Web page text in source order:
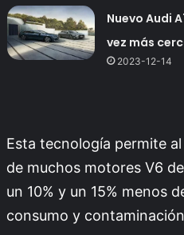
Nuevo Audi
vez más
2023-12-14
Esta tecnología permite
de muchos motores V6
un 10% y un 15% menos
consumo y